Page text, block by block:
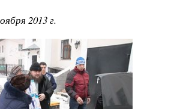
2013 г.